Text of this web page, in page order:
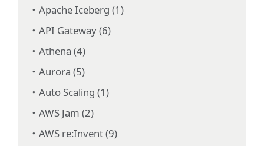
Apache Iceberg (1)
API Gateway (6)
Athena (4)
Aurora (5)
Auto Scaling (1)
AWS Jam (2)
AWS re:Invent (9)